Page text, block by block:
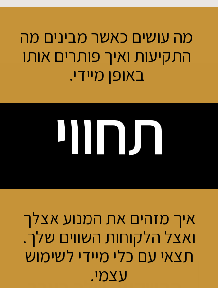
מה עושים כאשר מבינים מה
התקיעות ואיך פותרים אותו
באופן מיידי.
תחווי
איך מזהים את המנוע אצלך
ואצל הלקוחות השווים שלך.
תצאי עם כלי מיידי לשימוש
עצמי.